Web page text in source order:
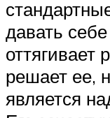
давать
решает ее,
является